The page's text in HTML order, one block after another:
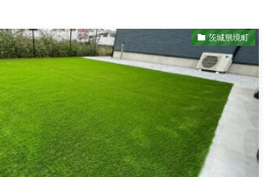
茨城県境町